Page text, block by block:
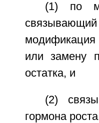
(1) по
или замену
остатка, и
(2)
гормона